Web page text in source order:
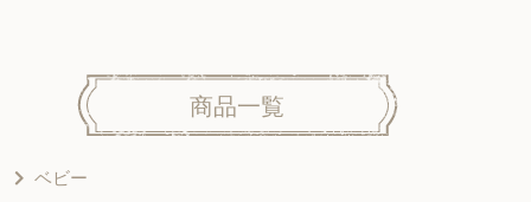
商品一覧
ベビー